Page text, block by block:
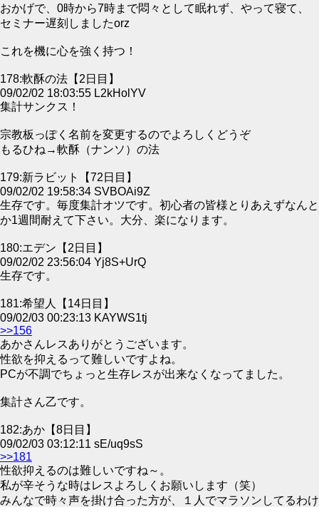
おかげで、0時から7時まで悶々として眠れず、やって寝て、
セミナー遅刻しましたorz
これを機に心を強く持つ！
178:軟酥の法【2日目】
09/02/02 18:03:55 L2kHolYV
集計サンクス！
宗教板っぽく名前を変更するのでよろしくどうぞ
もるひね→軟酥（ナンソ）の法
179:新ラビット【72日目】
09/02/02 19:58:34 SVBOAi9Z
生存です。毎度集計オツです。初心者の皆様とりあえずなんと
か1週間耐えて下さい。大分、楽になります。
180:エデン【2日目】
09/02/02 23:56:04 Yj8S+UrQ
生存です。
181:希望人【14日目】
09/02/03 00:23:13 KAYWS1tj
>>156
あかさんレスありがとうございます。
性欲を抑えるって難しいですよね。
PCが不調でちょっと生存レスが出来なくなってました。
集計さん乙です。
182:あか【8日目】
09/02/03 03:12:11 sE/uq9sS
>>181
性欲抑えるのは難しいですね～。
私が辛そうな時はレスよろしくお願いします（笑）
みんなで時々声を掛け合った方が、１人でマラソンしてるわけ